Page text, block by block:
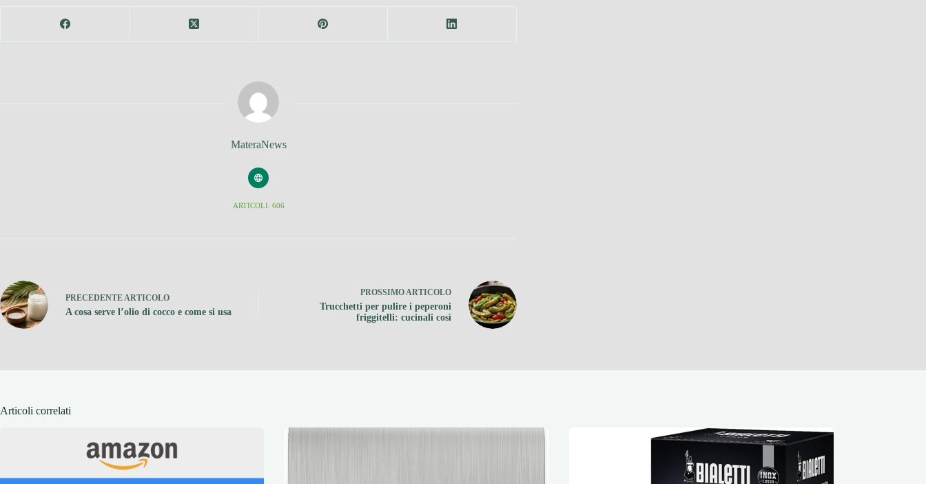
MateraNews
ARTICOLI: 606
PRECEDENTEARTICOLO
A cosa serve l’olio di cocco e come si usa
PROSSIMOARTICOLO
Trucchetti per pulire i peperoni
friggitelli: cucinali così
Articoli correlati